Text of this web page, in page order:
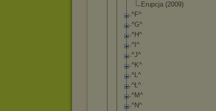
Erupcja (2009)
^F^
^G^
^H^
^I^
^J^
^K^
^L^
^Ł^
^M^
^N^